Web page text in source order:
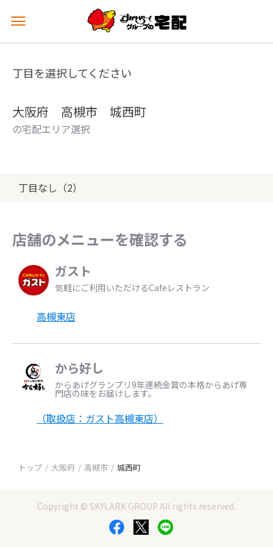
メ
ュ
を
丁目を選択してください
大阪府 高槻市 城西町
の宅配エリア選択
丁目なし（2）
店舗のメニューを確認する
ガスト
気軽にご利用いただけるCafeレストラン
高槻東店
から好し
からあげグランプリ9年連続金賞の本格からあげ専
門店の味をお届けします。
（取扱店：ガスト高槻東店）
トップ 大阪府 高槻市 城西町
Copyright © SKYLARK GROUP All rights reserved.